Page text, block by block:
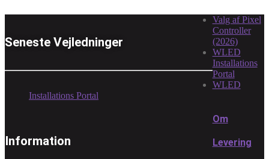
Seneste Vejledninger
Valg af Pixel
Controller
(2026)
WLED
Installations
Portal
WLED
Installations Portal
Information
Om
Levering